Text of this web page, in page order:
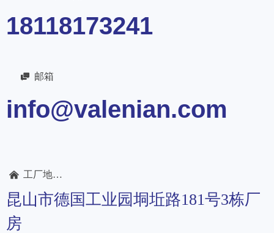
18118173241
 邮箱
info@valenian.com
낀 工厂地址：
昆山市德国工业园垌坵路181号3栋厂
房